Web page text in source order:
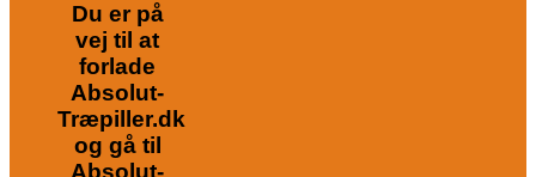
Du er på
vej til at
forlade
Absolut-
Træpiller.dk
og gå til
Absolut-